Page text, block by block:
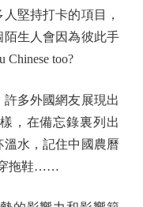
堅持打卡的項目，
生人會因為彼此手
too?
多外國網友展現出
，在備忘錄裏列出
溫水，記住中國農曆
穿拖鞋……